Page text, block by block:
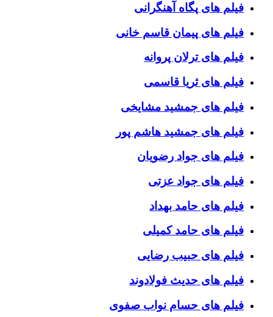
فیلم های پگاه آهنگرانی
فیلم های پیمان قاسم خانی
فیلم های ترلان پروانه
فیلم های ثریا قاسمی
فیلم های جمشید مشایخی
فیلم های جمشید هاشم پور
فیلم های جواد رضویان
فیلم های جواد عزتی
فیلم های حامد بهداد
فیلم های حامد کمیلی
فیلم های حبیب رضایی
فیلم های حدیث فولادوند
فیلم های حسام نواب صفوی